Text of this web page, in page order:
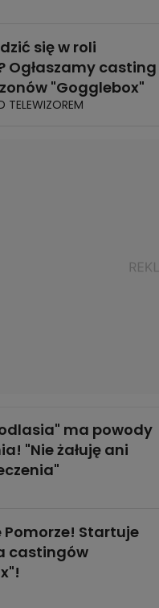
się w roli
Ogłaszamy casting
"Gogglebox"
TELEWIZOREM
ma powody
"Nie żałuję ani
Pomorze! Startuje
castingów